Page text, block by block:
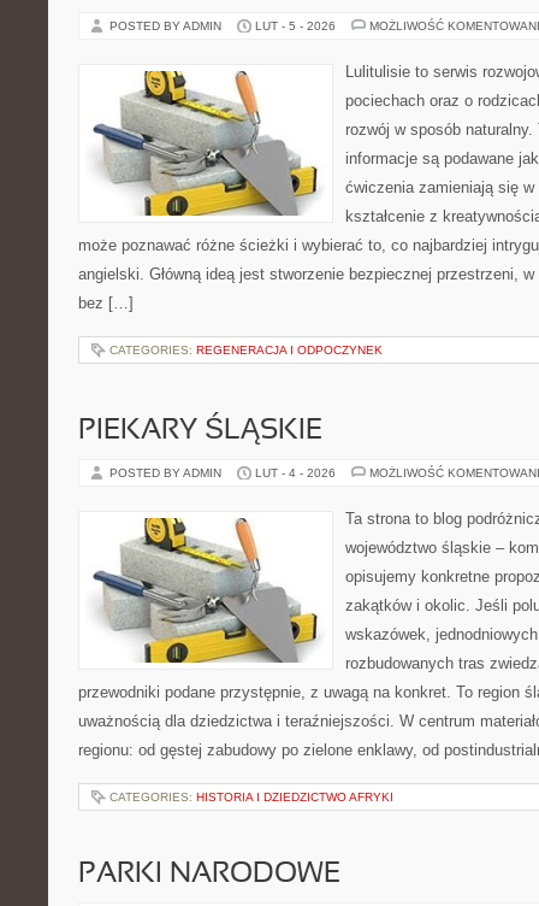
POSTED BY ADMIN LUT - 5 - 2026 MOŻLIWOŚĆ
Lulitulisie to serwis
pociechach oraz o
rozwój w sposób
informacje są podawane
ćwiczenia zamieniają się w
kształcenie z
może poznawać różne ścieżki i wybierać to, co najbardziej
angielski. Główną ideą jest stworzenie bezpiecznej przestrzeni,
bez […]
CATEGORIES: REGENERACJA I ODPOCZYNEK
PIEKARY ŚLĄSKIE
POSTED BY ADMIN LUT - 4 - 2026 MOŻLIWOŚĆ
Ta strona to blog
województwo śląskie –
opisujemy konkretne
zakątków i okolic. Jeśli
wskazówek,
rozbudowanych tras
przewodniki podane przystępnie, z uwagą na konkret. To region
uważnością dla dziedzictwa i teraźniejszości. W centrum
regionu: od gęstej zabudowy po zielone enklawy, od
CATEGORIES: HISTORIA I DZIEDZICTWO AFRYKI
PARKI NARODOWE